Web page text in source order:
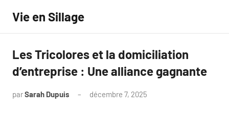
contenu
Vie en Sillage
Les Tricolores et la domiciliation
d’entreprise : Une alliance gagnante
parSarah Dupuis décembre 7, 2025